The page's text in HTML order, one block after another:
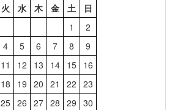
火 水 木 金 土
日
1
2
4 5 6 7 8
9
11 12 13 14 15
16
18 19 20 21 22 23
25 26 27 28 29 30